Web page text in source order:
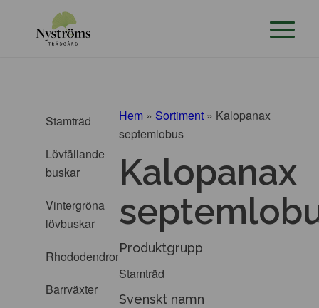
Stamträd
Lövfällande
buskar
Vintergröna
lövbuskar
Rhododendron
Barrväxter
Hem » Sortiment » Kalopanax
septemlobus
Kalopanax
Produktgrupp
Stamträd
Svenskt namn